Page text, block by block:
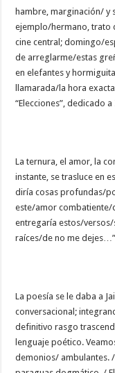
hambre, marginación/
ejemplo/hermano, trato
cine central; domingo/
de arreglarme/estas
en elefantes y
llamarada/la hora
“Elecciones”, dedicado
La ternura, el amor, la
instante, se trasluce en
diría cosas profundas/
este/amor combatiente/
entregaría estos/
raíces/de no me dejes…”
La poesía se le daba a
conversacional;
definitivo rasgo
lenguaje poético.
demonios/ ambulantes.